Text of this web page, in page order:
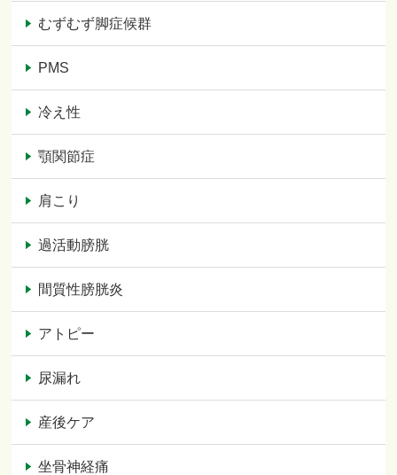
むずむず脚症候群
PMS
冷え性
顎関節症
肩こり
過活動膀胱
間質性膀胱炎
アトピー
尿漏れ
産後ケア
坐骨神経痛